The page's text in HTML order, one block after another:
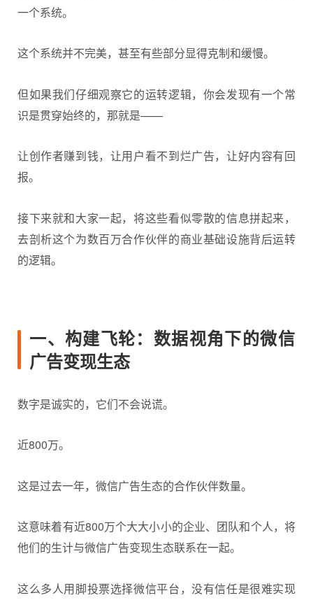
一个系统。
这个系统并不完美，甚至有些部分显得克制和缓慢。
但如果我们仔细观察它的运转逻辑，你会发现有一个常
识是贯穿始终的，那就是——
让创作者赚到钱，让用户看不到烂广告，让好内容有回
报。
接下来就和大家一起，将这些看似零散的信息拼起来，
去剖析这个为数百万合作伙伴的商业基础设施背后运转
的逻辑。
一、构建飞轮：数据视角下的微信
广告变现生态
数字是诚实的，它们不会说谎。
近800万。
这是过去一年，微信广告生态的合作伙伴数量。
这意味着有近800万个大大小小的企业、团队和个人，将
他们的生计与微信广告变现生态联系在一起。
这么多人用脚投票选择微信平台，没有信任是很难实现